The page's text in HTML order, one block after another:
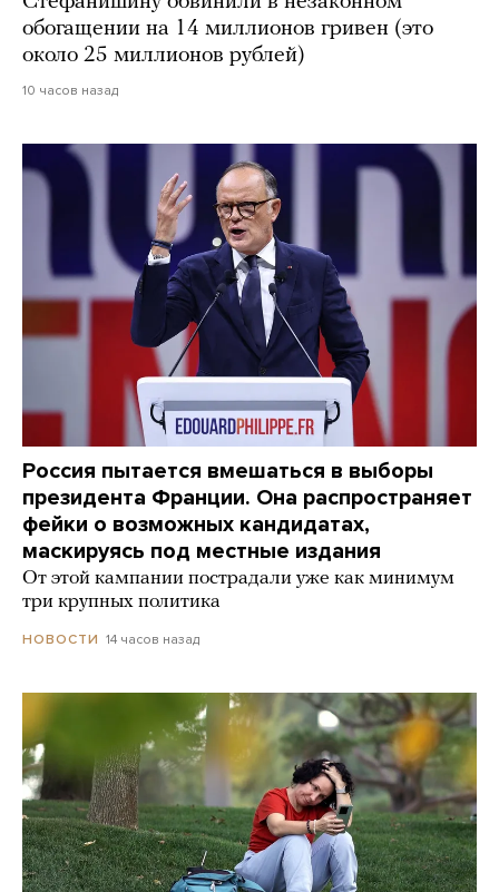
обогащении на 14 миллионов гривен (это
около 25 миллионов рублей)
10 часов назад
Россия пытается вмешаться в выборы
президента Франции. Она распространяет
фейки о возможных кандидатах,
маскируясь под местные издания
От этой кампании пострадали уже как минимум
три крупных политика
НОВОСТИ 14 часов назад